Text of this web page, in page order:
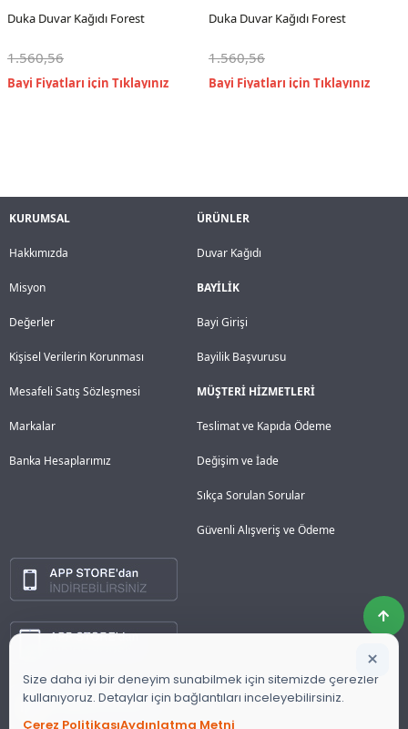
Duka Duvar Kağıdı Forest
1.560,56
Duka Duvar Kağıdı Forest
1.560,56
KURUMSAL
Hakkımızda
Misyon
Değerler
Kişisel Verilerin Korunması
Mesafeli Satış Sözleşmesi
Markalar
Banka Hesaplarımız
ÜRÜNLER
Duvar Kağıdı
BAYİLİK
Bayi Girişi
Bayilik Başvurusu
MÜŞTERİ HİZMETLERİ
Teslimat ve Kapıda Ödeme
Değişim ve İade
Sıkça Sorulan Sorular
Güvenli Alışveriş ve Ödeme
Size daha iyi bir deneyim sunabilmek için sitemizde çerezler
kullanıyoruz. Detaylar için bağlantıları inceleyebilirsiniz.
Çerez PolitikasıAydınlatma Metni
×